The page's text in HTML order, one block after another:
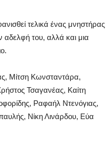
τελικά ένας μνηστήρας
αδελφή του, αλλά και μια
Μίτση Κωνσταντάρα,
Τσαγανέας, Καίτη
Ραφαήλ Ντενόγιας,
Νίκη Λινάρδου, Εύα